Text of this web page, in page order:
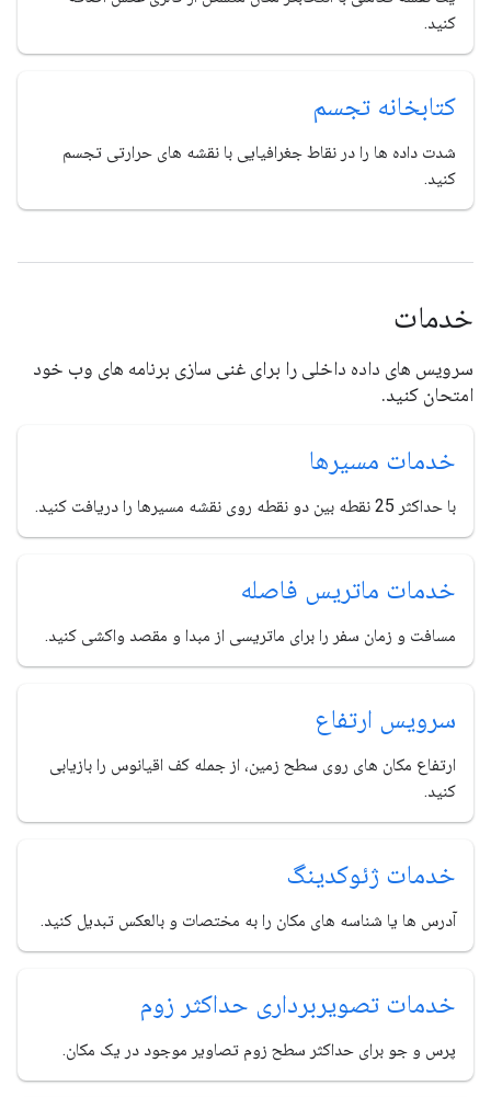
کنید.
کتابخانه تجسم
شدت داده ها را در نقاط جغرافیایی با نقشه های حرارتی تجسم
کنید.
خدمات
سرویس های داده داخلی را برای غنی سازی برنامه های وب خود
امتحان کنید.
خدمات مسیرها
با حداکثر 25 نقطه بین دو نقطه روی نقشه مسیرها را دریافت کنید.
خدمات ماتریس فاصله
مسافت و زمان سفر را برای ماتریسی از مبدا و مقصد واکشی کنید.
سرویس ارتفاع
ارتفاع مکان های روی سطح زمین، از جمله کف اقیانوس را بازیابی
کنید.
خدمات ژئوکدینگ
آدرس ها یا شناسه های مکان را به مختصات و بالعکس تبدیل کنید.
خدمات تصویربرداری حداکثر زوم
پرس و جو برای حداکثر سطح زوم تصاویر موجود در یک مکان.